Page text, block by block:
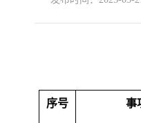
序号 事